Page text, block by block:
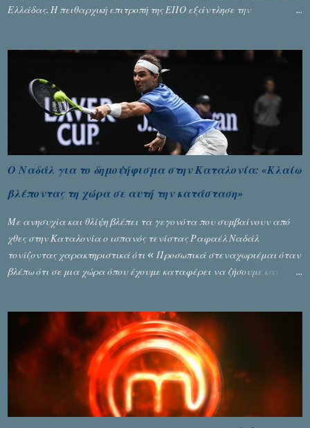
Ελλάδας. Η πειθαρχική επιτροπή της ΕΠΟ εξάντλησε την
αφαίρεσης βαθμών, όπως απαιτούσαν, αφού κάτι τέτοιο δεν ήταν
εφικτό, σύμφωνα με τα στοιχεία...
Ο Ναδάλ για το δημοψήφισμα στην Καταλονία: «Κλαίω
βλέποντας τη χώρα σε αυτή την κατάσταση»
Με ανησυχία και θλίψη βλέπει τα γεγονότα που συμβαίνουν από
χθες στην Καταλονία ο ισπανός τενίστας Ραφαέλ Ναδάλ
τονίζοντας χαρακτηριστικά ότι « Προσωπικά στεναχωριέμαι όταν
βλέπω ότι σε μια χώρα όπου έχουμε καταφέρει να ζήσουμε και
μεταδώσει είναι αρνητική ». Ο τενίστας Νο 1 στο παγκόσμιο τένις,
που βρίσκεται στο Πεκίνο για να αγωνιστεί στο Open ανέφερε: «
Παρακολούθησα τα γεγονότα με βαριά καρδιά. Με κάνει να
κλαίω, βλέποντας τη χώρα να έρχεται σε αυτή την κατάσταση. Η
Καταλονία αισθάνεται πολύ ενωμένη. Υπήρξε ένα χάος που δεν
πρέπει να συμβεί στον αιώνα που είμαστε. Βρισκόμαστε σε μία
χώρα που ζούμε ειρηνικά στο τέλος της ημέρας. Αν και υπάρχουν